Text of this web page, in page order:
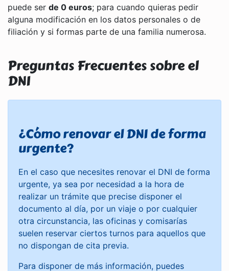
puede ser de 0 euros; para cuando quieras pedir
alguna modificación en los datos personales o de
filiación y si formas parte de una familia numerosa.
Preguntas Frecuentes sobre el
DNI
¿Cómo renovar el DNI de forma
urgente?
En el caso que necesites renovar el DNI de forma
urgente, ya sea por necesidad a la hora de
realizar un trámite que precise disponer el
documento al día, por un viaje o por cualquier
otra circunstancia, las oficinas y comisarías
suelen reservar ciertos turnos para aquellos que
no dispongan de cita previa.
Para disponer de más información, puedes